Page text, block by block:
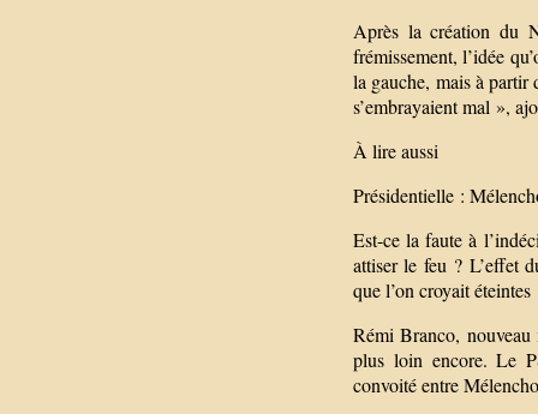
Après la création du
frémissement, l’idée
la gauche, mais à partir
s’embrayaient mal »,
À lire aussi
Présidentielle :
Est-ce la faute à
attiser le feu ? L’effet
que l’on croyait éteintes
Rémi Branco,
plus loin encore. Le
convoité entre